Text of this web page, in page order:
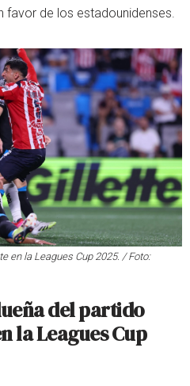
favor de los estadounidenses.
en la Leagues Cup 2025. / Foto:
del partido
la Leagues Cup